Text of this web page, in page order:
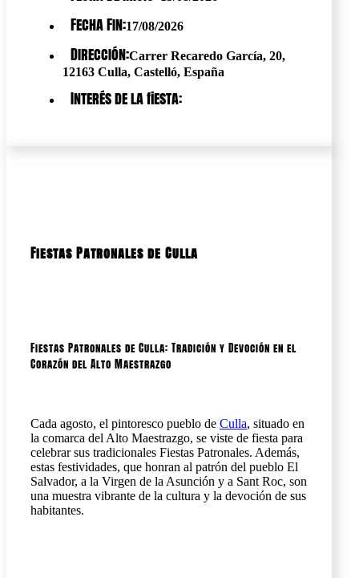
Fecha Fin:17/08/2026
Dirección:Carrer Recaredo García, 20,
12163 Culla, Castelló, España
Interés de la fiesta:
Fiestas Patronales de Culla
Fiestas Patronales de Culla: Tradición y Devoción en el
Corazón del Alto Maestrazgo
Cada agosto, el pintoresco pueblo de Culla, situado en
la comarca del Alto Maestrazgo, se viste de fiesta para
celebrar sus tradicionales Fiestas Patronales. Además,
estas festividades, que honran al patrón del pueblo El
Salvador, a la Virgen de la Asunción y a Sant Roc, son
una muestra vibrante de la cultura y la devoción de sus
habitantes.